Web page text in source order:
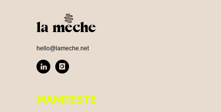
hello@lameche.net
MANIFESTE